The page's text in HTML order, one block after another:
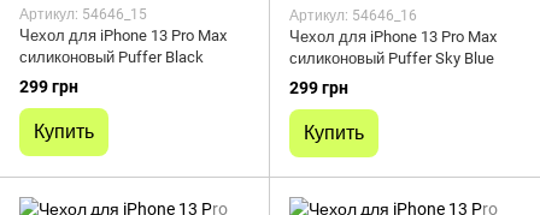
Артикул: 54646_15
Чехол для iPhone 13 Pro Max
силиконовый Puffer Black
299 грн
Купить
Артикул: 54646_16
Чехол для iPhone 13 Pro Max
силиконовый Puffer Sky Blue
299 грн
Купить